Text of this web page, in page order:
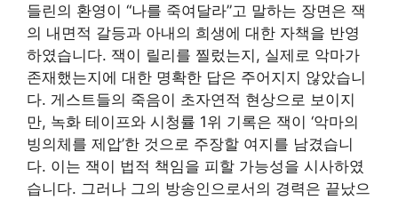
들린의 환영이 “나를 죽여달라”고 말하는 장면은 잭
의 내면적 갈등과 아내의 희생에 대한 자책을 반영
하였습니다. 잭이 릴리를 찔렀는지, 실제로 악마가
존재했는지에 대한 명확한 답은 주어지지 않았습니
다. 게스트들의 죽음이 초자연적 현상으로 보이지
만, 녹화 테이프와 시청률 1위 기록은 잭이 ‘악마의
빙의체를 제압’한 것으로 주장할 여지를 남겼습니
다. 이는 잭이 법적 책임을 피할 가능성을 시사하였
습니다. 그러나 그의 방송인으로서의 경력은 끝났으